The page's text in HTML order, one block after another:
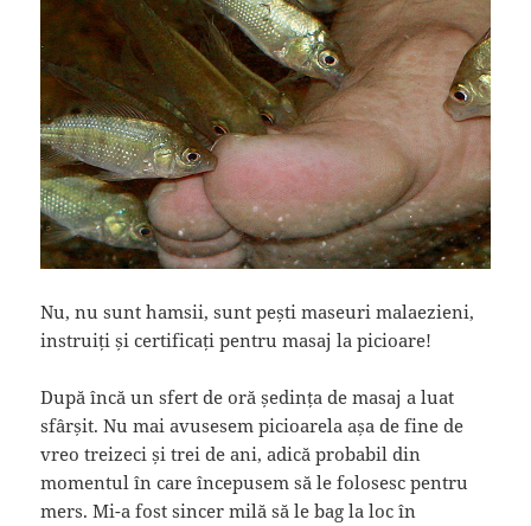
Nu, nu sunt hamsii, sunt pești maseuri malaezieni,
instruiți și certificați pentru masaj la picioare!
După încă un sfert de oră ședința de masaj a luat
sfârșit. Nu mai avusesem picioarela așa de fine de
vreo treizeci și trei de ani, adică probabil din
momentul în care începusem să le folosesc pentru
mers. Mi-a fost sincer milă să le bag la loc în